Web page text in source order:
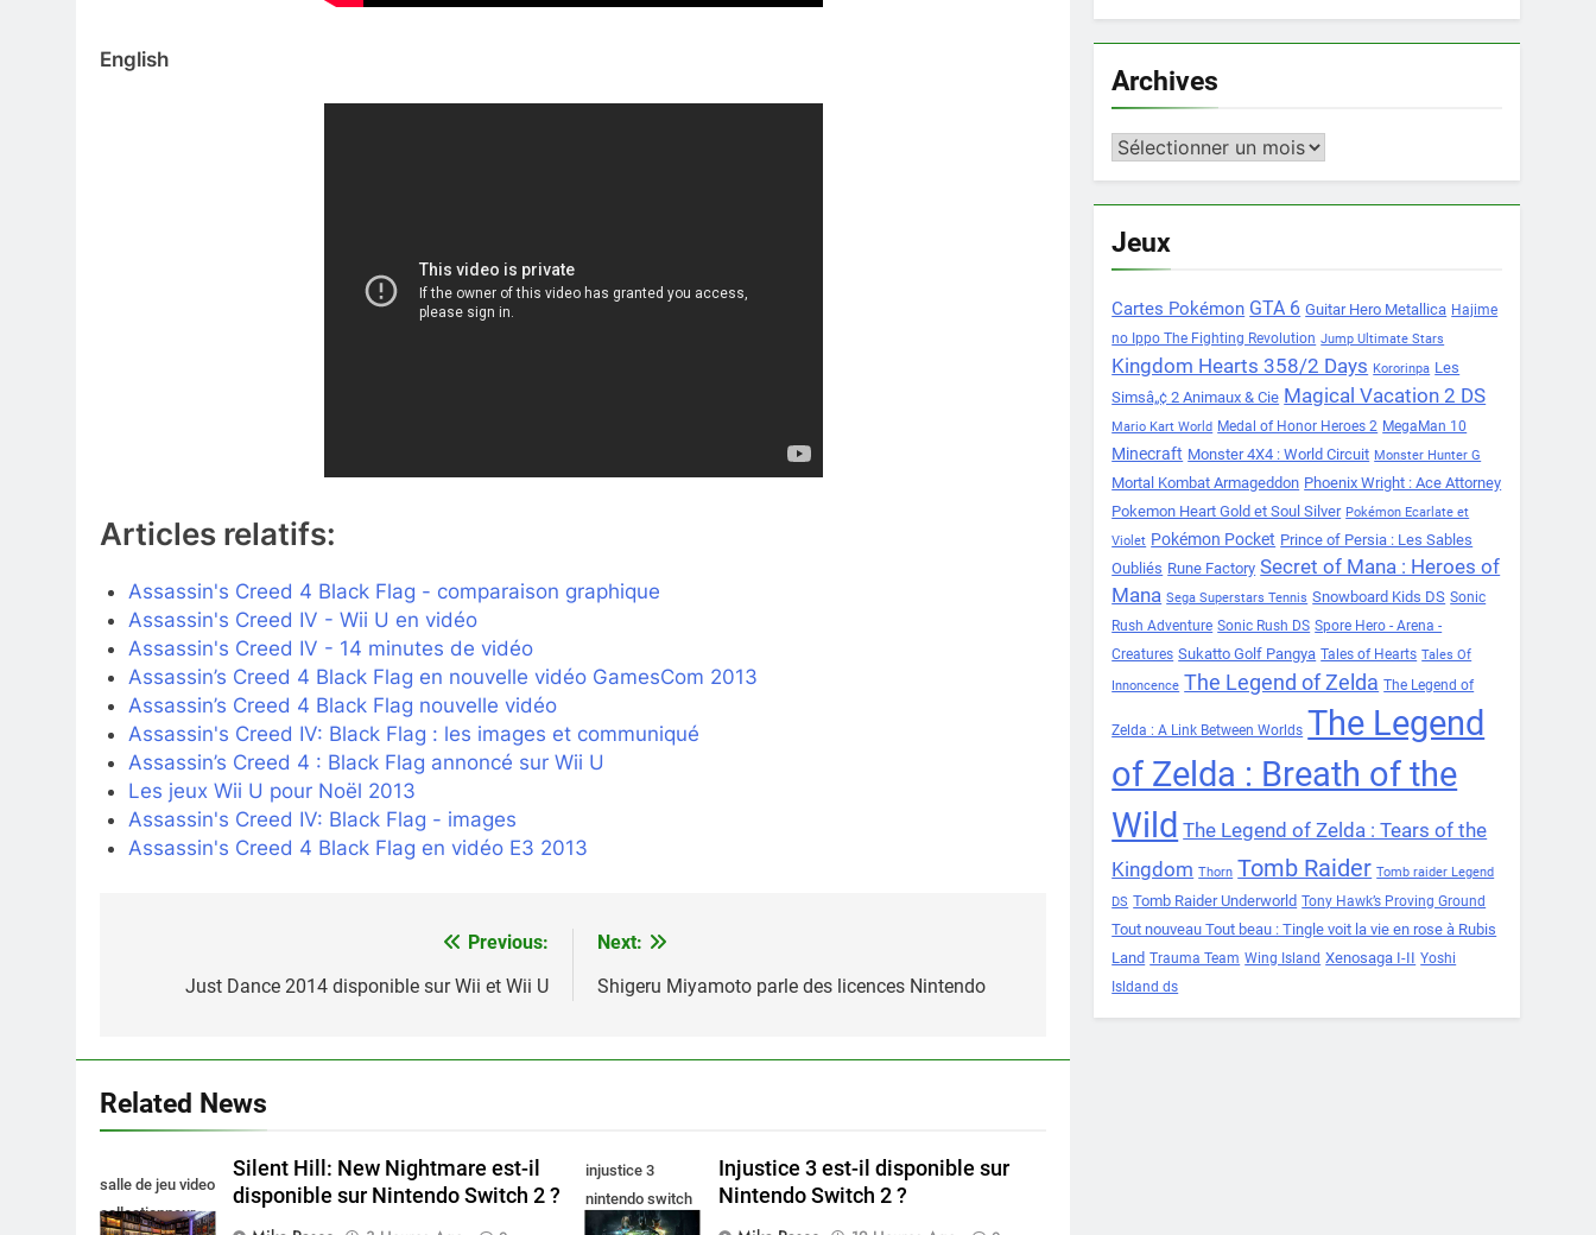
English
Articles relatifs:
Assassin's Creed 4 Black Flag - comparaison graphique
Assassin's Creed IV - Wii U en vidéo
Assassin's Creed IV - 14 minutes de vidéo
Assassin’s Creed 4 Black Flag en nouvelle vidéo GamesCom 2013
Assassin’s Creed 4 Black Flag nouvelle vidéo
Assassin's Creed IV: Black Flag : les images et communiqué
Assassin’s Creed 4 : Black Flag annoncé sur Wii U
Les jeux Wii U pour Noël 2013
Assassin's Creed IV: Black Flag - images
Assassin's Creed 4 Black Flag en vidéo E3 2013
Previous:
Just Dance 2014 disponible sur Wii et Wii U
Next:
Shigeru Miyamoto parle des licences Nintendo
Related News
salle de jeu video
collectionneur
Silent Hill: New Nightmare est-il
disponible sur Nintendo Switch 2 ?
injustice 3
nintendo switch
Injustice 3 est-il disponible sur
Nintendo Switch 2 ?
Archives
Archives
Jeux
Cartes Pokémon GTA 6 Guitar Hero Metallica Hajime
no Ippo The Fighting Revolution Jump Ultimate Stars
Kingdom Hearts 358/2 Days Kororinpa Les
Simsâ„¢ 2 Animaux & Cie Magical Vacation 2 DS
Mario Kart World Medal of Honor Heroes 2 MegaMan 10
Minecraft Monster 4X4 : World Circuit Monster Hunter G
Mortal Kombat Armageddon Phoenix Wright : Ace Attorney
Pokemon Heart Gold et Soul Silver Pokémon Ecarlate et
Violet Pokémon Pocket Prince of Persia : Les Sables
Oubliés Rune Factory Secret of Mana : Heroes of
Mana Sega Superstars Tennis Snowboard Kids DS Sonic
Rush Adventure Sonic Rush DS Spore Hero - Arena -
Creatures Sukatto Golf Pangya Tales of Hearts Tales Of
Innoncence The Legend of Zelda The Legend of
Zelda : A Link Between Worlds The Legend
of Zelda : Breath of the
Wild The Legend of Zelda : Tears of the
Kingdom Thorn Tomb Raider Tomb raider Legend
DS Tomb Raider Underworld Tony Hawk’s Proving Ground
Tout nouveau Tout beau : Tingle voit la vie en rose à Rubis
Land Trauma Team Wing Island Xenosaga I-II Yoshi
Isldand ds